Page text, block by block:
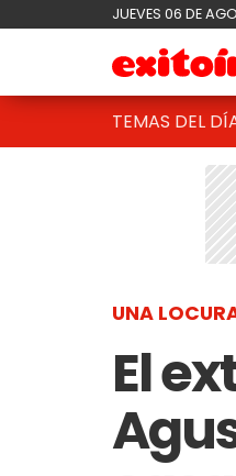
JUEVES 06 DE
TEMAS DEL
UNA
El